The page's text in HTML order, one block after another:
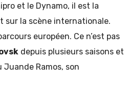
et le Dynamo, il est la
sur la scène internationale.
européen. Ce n’est pas
depuis plusieurs saisons et
Juande Ramos, son